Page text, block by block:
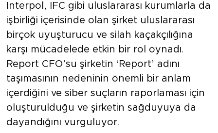
Interpol, IFC gibi uluslararası kurumlarla da
işbirliği içerisinde olan şirket uluslararası
birçok uyuşturucu ve silah kaçakçılığına
karşı mücadelede etkin bir rol oynadı.
Report CFO’su şirketin ‘Report’ adını
taşımasının nedeninin önemli bir anlam
içerdiğini ve siber suçların raporlaması için
oluşturulduğu ve şirketin sağduyuya da
dayandığını vurguluyor.